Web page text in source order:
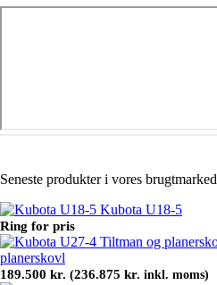
Seneste produkter i vores brugtmarked
Kubota U18-5
Ring for pris
planerskovl
189.500 kr. (236.875 kr. inkl. moms)